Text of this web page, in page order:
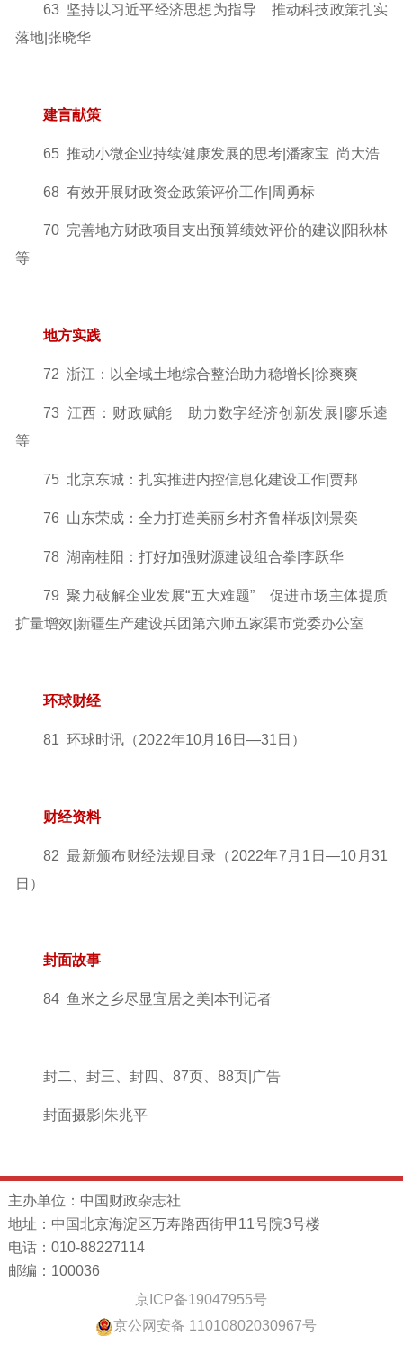
63 坚持以习近平经济思想为指导 推动科技政策扎实
落地|张晓华
建言献策
65 推动小微企业持续健康发展的思考|潘家宝 尚大浩
68 有效开展财政资金政策评价工作|周勇标
70 完善地方财政项目支出预算绩效评价的建议|阳秋林
等
地方实践
72 浙江：以全域土地综合整治助力稳增长|徐爽爽
73 江西：财政赋能 助力数字经济创新发展|廖乐逵
等
75 北京东城：扎实推进内控信息化建设工作|贾邦
76 山东荣成：全力打造美丽乡村齐鲁样板|刘景奕
78 湖南桂阳：打好加强财源建设组合拳|李跃华
79 聚力破解企业发展“五大难题” 促进市场主体提质
扩量增效 |新疆生产建设兵团第六师五家渠市党委办公室
环球财经
81 环球时讯（2022年10月16日—31日）
财经资料
82 最新颁布财经法规目录（2022年7月1日—10月31
日）
封面故事
84 鱼米之乡尽显宜居之美|本刊记者
封二、封三、封四、87页、88页|广告
封面摄影|朱兆平
主办单位：中国财政杂志社
地址：中国北京海淀区万寿路西街甲11号院3号楼
电话：010-88227114
邮编：100036
京ICP备19047955号
京公网安备 11010802030967号